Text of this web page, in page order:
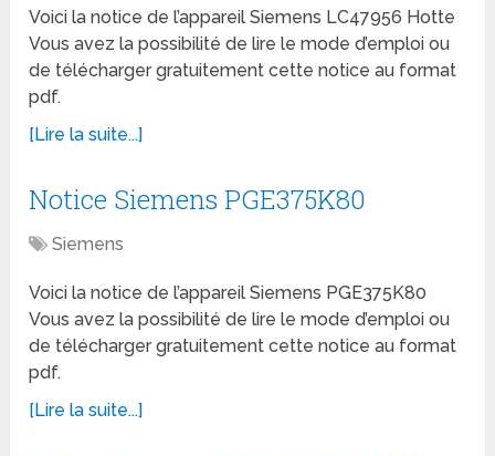
Voici la notice de l’appareil Siemens LC47956 Hotte
Vous avez la possibilité de lire le mode d’emploi ou
de télécharger gratuitement cette notice au format
pdf.
[Lire la suite...]
Notice Siemens PGE375K80
Siemens
Voici la notice de l’appareil Siemens PGE375K80
Vous avez la possibilité de lire le mode d’emploi ou
de télécharger gratuitement cette notice au format
pdf.
[Lire la suite...]